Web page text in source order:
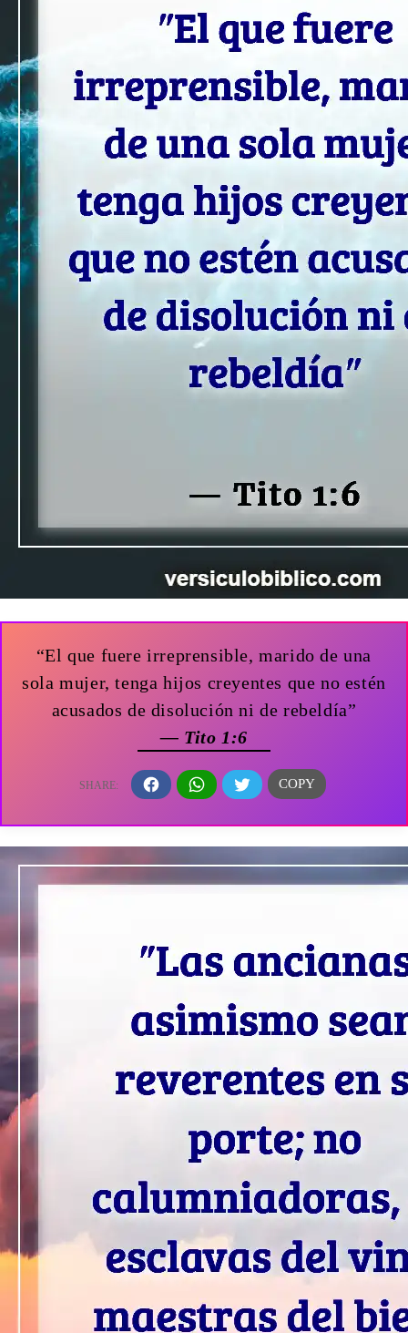
“El que fuere irreprensible, marido de una
sola mujer, tenga hijos creyentes que no estén
acusados de disolución ni de rebeldía”
— Tito 1:6